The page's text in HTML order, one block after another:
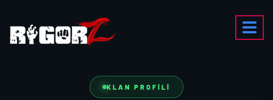
KLAN PROFILI